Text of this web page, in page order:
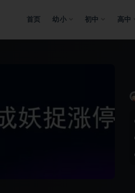
首页 幼小 初中 高中